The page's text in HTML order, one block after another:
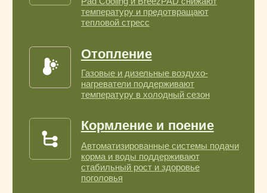
Регулируют объём и направление
свежего воздуха, сохраняя баланс
микроклимата
Приточные жалюзи
Приточные и вытяжные шахты
по всему помещению
Шахты
Ветрозашитные козырьки
Щиты и экраны предотвращают
прямое попадание солнечных лучей и
улучшают контроль светового режима
Светозащита